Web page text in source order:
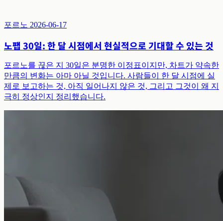
포르노 2026-06-17
노팹 30일: 한 달 시점에서 현실적으로 기대할 수 있는 것
포르노를 끊은 지 30일은 분명한 이정표이지만, 차트가 약속한
만큼의 변화는 아마 아닐 것입니다. 사람들이 한 달 시점에 실
제로 보고하는 것, 아직 일어나지 않은 것, 그리고 그것이 왜 지
극히 정상인지 정리했습니다.